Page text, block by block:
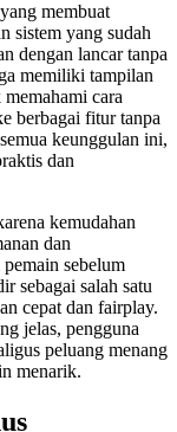
membuat
sistem yang sudah
dengan lancar tanpa
memiliki tampilan
cara
berbagai fitur tanpa
keunggulan ini,
dan
kemudahan
dan
sebelum
sebagai salah satu
cepat dan fairplay.
jelas, pengguna
peluang menang
menarik.